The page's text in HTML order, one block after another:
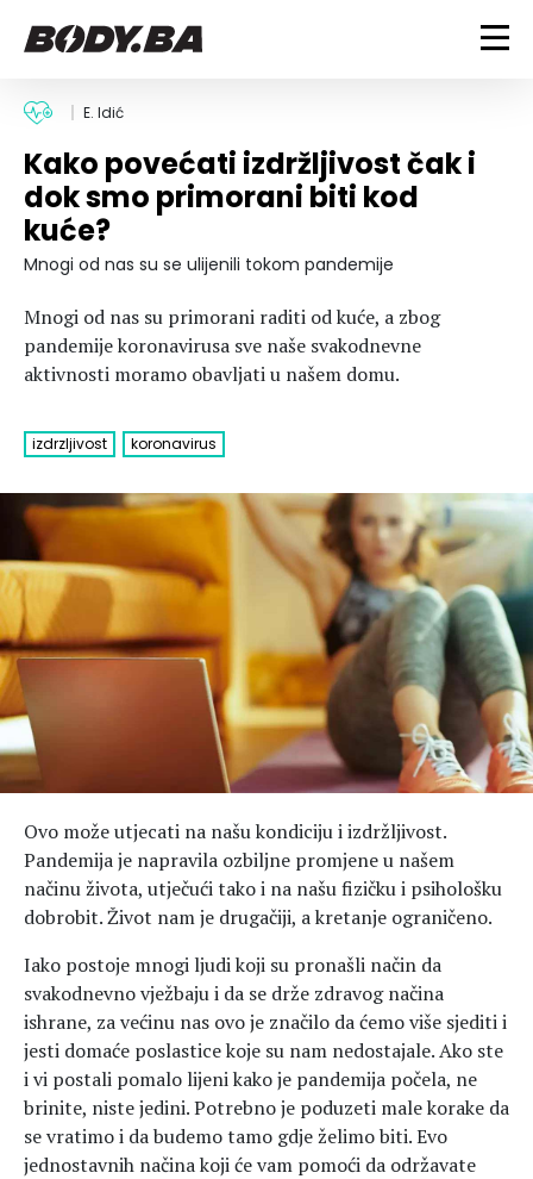
FITNESS
Vježbanje
Mršanje
Discipline
Indoor & Outdoor
BODYBUILDING
Trening i vježbe
Takmičarski bodybuilding
Ostalo
ISHRANA
Nutricionizam
Recepti
Tablica kalorija
ZDRAVLJE
Um i tijelo
Lifestyle
Trudnice
LIFESTYLE
Bodybuilding
Fitness
Ishrana
Zdravlje
Hedonizam
VODA
MAGAZIN
Njega nje
Njega njega
Šminka
Tehnologija
KALORIJE
E. Idić
Kako povećati izdržljivost čak i
dok smo primorani biti kod
kuće?
Mnogi od nas su se ulijenili tokom pandemije
Mnogi od nas su primorani raditi od kuće, a zbog
pandemije koronavirusa sve naše svakodnevne
aktivnosti moramo obavljati u našem domu.
izdrzljivost koronavirus
Ovo može utjecati na našu kondiciju i izdržljivost.
Pandemija je napravila ozbiljne promjene u našem
načinu života, utječući tako i na našu fizičku i psihološku
dobrobit. Život nam je drugačiji, a kretanje ograničeno.
Iako postoje mnogi ljudi koji su pronašli način da
svakodnevno vježbaju i da se drže zdravog načina
ishrane, za većinu nas ovo je značilo da ćemo više sjediti i
jesti domaće poslastice koje su nam nedostajale. Ako ste
i vi postali pomalo lijeni kako je pandemija počela, ne
brinite, niste jedini. Potrebno je poduzeti male korake da
se vratimo i da budemo tamo gdje želimo biti. Evo
jednostavnih načina koji će vam pomoći da održavate